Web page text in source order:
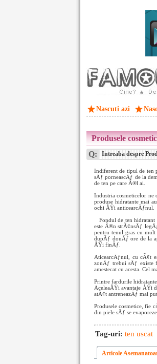
Nascuti azi
Produsele
Q: Intreaba despre
Indiferent de tipul de ten
sÄƒ porneascÄƒ de la
de ten pe care Ã®l ai.
Industria cosmeticelor ne
produse hidratante mai
ochi ÅŸi anticearcÄƒnul.
Fondul de ten
este Ã®n strÃ¢nsÄƒ
pentru tenul gras cu
dupÄƒ douÄƒ ore de la
ÅŸi finÄƒ.
AticearcÄƒnul, cu cÃ¢t
zonÄƒ trebui sÄƒ existe
amestecat cu acesta. Cel
Printre fardurile
AceleaÅŸi avantaje ÅŸi
atÃ¢t antreneazÄƒ mai
Produsele cosmetice, fie
din piele sÄƒ se
Tag-uri: ten uscat
Articole